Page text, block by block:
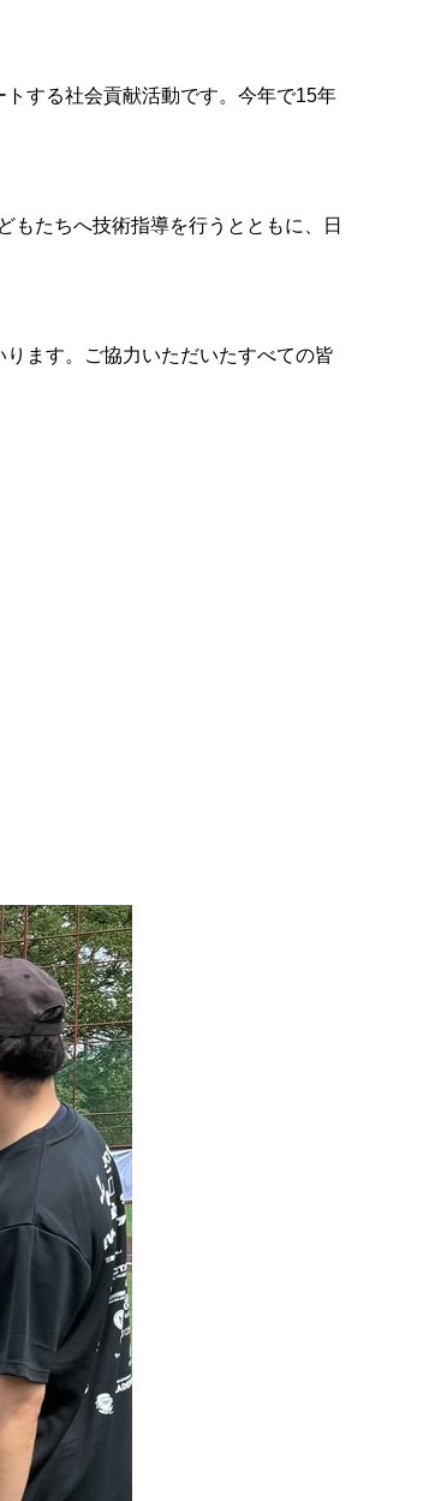
する社会貢献活動です。今年で15年
もたちへ技術指導を行うとともに、日
ます。ご協力いただいたすべての皆